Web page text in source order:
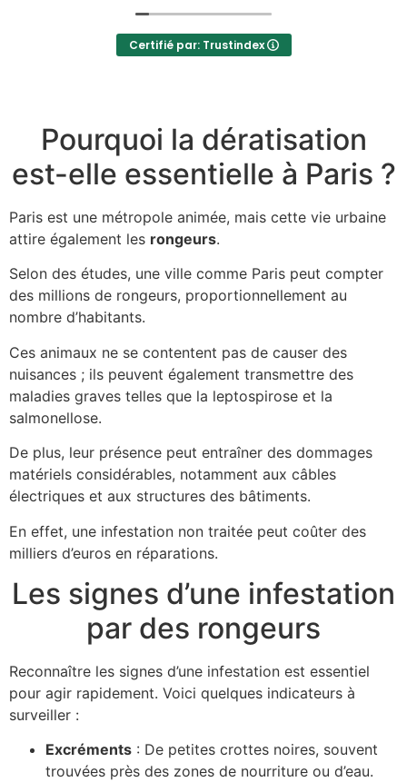
Certifié par: Trustindex
Pourquoi la dératisation
est-elle essentielle à Paris ?
Paris est une métropole animée, mais cette vie urbaine
attire également les rongeurs.
Selon des études, une ville comme Paris peut compter
des millions de rongeurs, proportionnellement au
nombre d’habitants.
Ces animaux ne se contentent pas de causer des
nuisances ; ils peuvent également transmettre des
maladies graves telles que la leptospirose et la
salmonellose.
De plus, leur présence peut entraîner des dommages
matériels considérables, notamment aux câbles
électriques et aux structures des bâtiments.
En effet, une infestation non traitée peut coûter des
milliers d’euros en réparations.
Les signes d’une infestation
par des rongeurs
Reconnaître les signes d’une infestation est essentiel
pour agir rapidement. Voici quelques indicateurs à
surveiller :
Excréments : De petites crottes noires, souvent
trouvées près des zones de nourriture ou d’eau.